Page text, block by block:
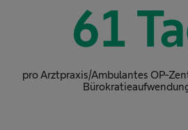
61
pro Arztpraxis/Ambulantes OP-